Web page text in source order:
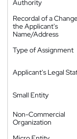
Authority
Recordal of a
the Applicant's
Name/Address
Type of Assignment
Applicant's Legal
Small Entity
Non-Commercial
Organization